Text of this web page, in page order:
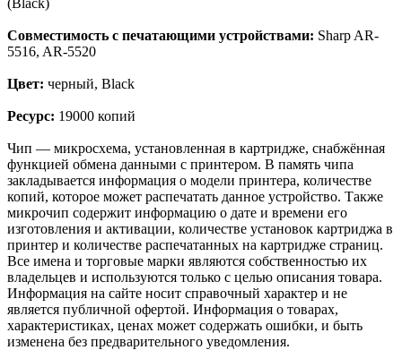
Совместимость с печатающими устройствами: Sharp AR-
5516, AR-5520
Цвет: черный, Black
Ресурс: 19000 копий
Чип — микросхема, установленная в картридже, снабжённая
функцией обмена данными с принтером. В память чипа
закладывается информация о модели принтера, количестве
копий, которое может распечатать данное устройство. Также
микрочип содержит информацию о дате и времени его
изготовления и активации, количестве установок картриджа в
принтер и количестве распечатанных на картридже страниц.
Все имена и торговые марки являются собственностью их
владельцев и используются только с целью описания товара.
Информация на сайте носит справочный характер и не
является публичной офертой. Информация о товарах,
характеристиках, ценах может содержать ошибки, и быть
изменена без предварительного уведомления.